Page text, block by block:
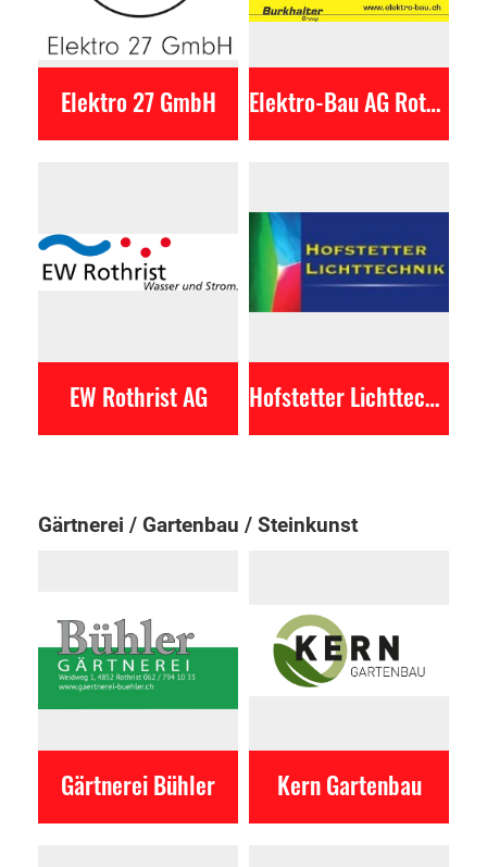
Elektro 27 GmbH Elektro-Bau AG Rothrist
EW Rothrist AG Hofstetter Lichttechnik
Gärtnerei / Gartenbau / Steinkunst
Gärtnerei Bühler Kern Gartenbau